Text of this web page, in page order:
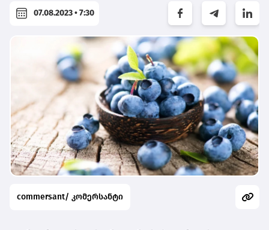
07.08.2023 • 7:30
commersant/ კომერსანტი